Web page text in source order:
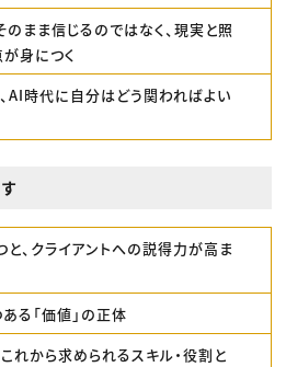
まま信じるのではなく、現実と照
身につく
AI時代に自分はどう関わればよい
、クライアントへの説得力が高ま
る「価値」の正体
から求められるスキル・役割と